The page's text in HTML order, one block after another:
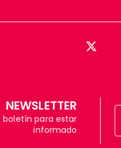
NEWSLETTER
boletín para estar
informado